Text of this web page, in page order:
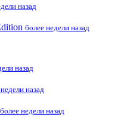
назад
более недели назад
назад
назад
более недели назад